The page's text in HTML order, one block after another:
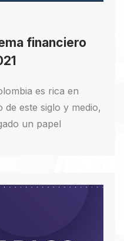
financiero
es rica en
este siglo y medio,
un papel